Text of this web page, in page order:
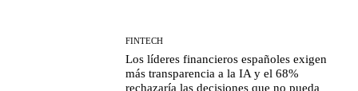
FINTECH
Los líderes financieros españoles exigen
más transparencia a la IA y el 68%
rechazaría las decisiones que no pueda